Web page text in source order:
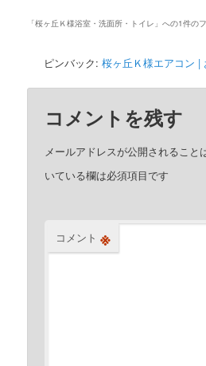
「桜ヶ丘Ｋ様浴室・洗面所・トイレ 」への1件の
ピンバック:桜ヶ丘Ｋ様エアコン |
コメントを残す
メールアドレスが公開されること
いている欄は必須項目です
コメント ※